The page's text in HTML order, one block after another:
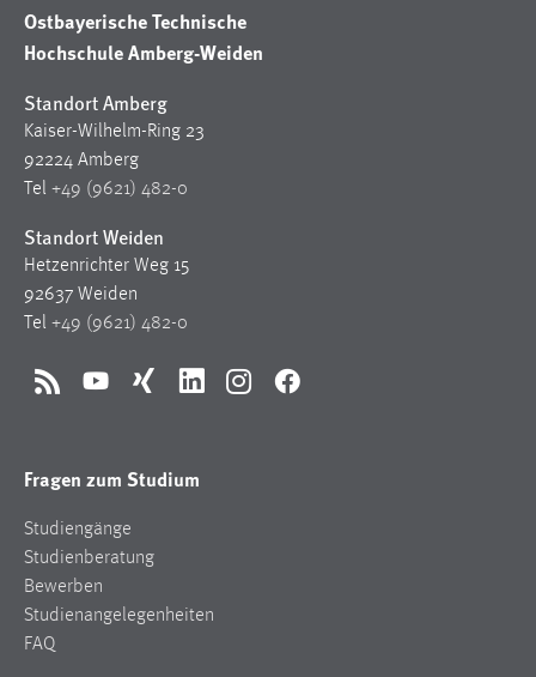
Ostbayerische Technische
Hochschule Amberg-Weiden
Standort Amberg
Kaiser-Wilhelm-Ring 23
92224 Amberg
Tel +49 (9621) 482-0
Standort Weiden
Hetzenrichter Weg 15
92637 Weiden
Tel +49 (9621) 482-0
RSS YouTubeXing LinkedInInstagramFacebook
Fragen zum Studium
Studiengänge
Studienberatung
Bewerben
Studienangelegenheiten
FAQ